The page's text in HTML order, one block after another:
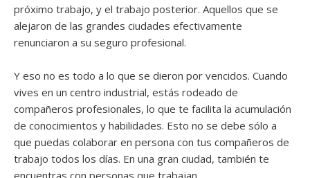
próximo trabajo, y el trabajo posterior. Aquellos que se
alejaron de las grandes ciudades efectivamente
renunciaron a su seguro profesional.
Y eso no es todo a lo que se dieron por vencidos. Cuando
vives en un centro industrial, estás rodeado de
compañeros profesionales, lo que te facilita la acumulación
de conocimientos y habilidades. Esto no se debe sólo a
que puedas colaborar en persona con tus compañeros de
trabajo todos los días. En una gran ciudad, también te
encuentras con personas que trabajan